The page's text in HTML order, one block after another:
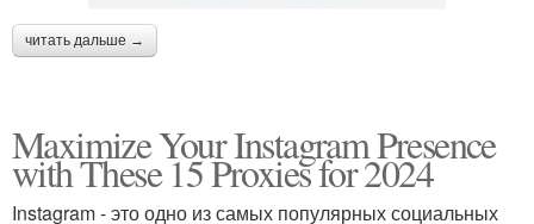
читать дальше →
Maximize Your Instagram Presence
with These 15 Proxies for 2024
Instagram - это одно из самых популярных социальных